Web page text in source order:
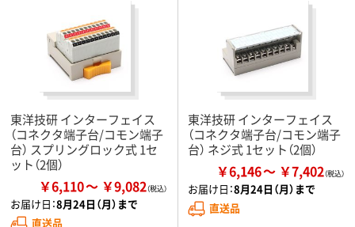
東洋技研 インターフェイス
（コネクタ端子台/コモン端子
台） スプリングロック式 1セ
ット（2個）
￥6,110 ￥9,082
お届け日：8月24日（月）まで
直送品
東洋技研 インターフェイス
（コネクタ端子台/コモン端子
台） ネジ式 1セット（2個）
￥6,146 ￥7,402
お届け日：8月24日（月）まで
直送品